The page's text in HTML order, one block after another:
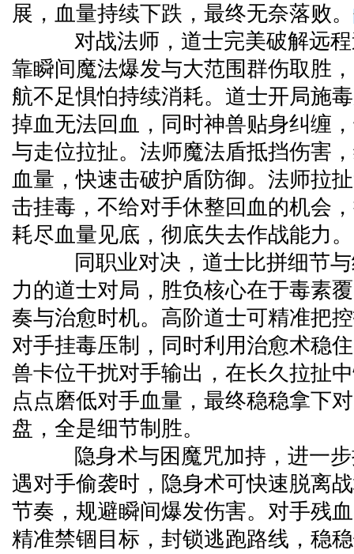
展，血量持续下跌，最终无奈落败。
对战法师，道士完美破解远程
靠瞬间魔法爆发与大范围群伤取胜
航不足惧怕持续消耗。道士开局施
掉血无法回血，同时神兽贴身纠缠
与走位拉扯。法师魔法盾抵挡伤害
血量，快速击破护盾防御。法师拉
击挂毒，不给对手休整回血的机会
耗尽血量见底，彻底失去作战能力。
同职业对决，道士比拼细节与
力的道士对局，胜负核心在于毒素
奏与治愈时机。高阶道士可精准把
对手挂毒压制，同时利用治愈术稳
兽卡位干扰对手输出，在长久拉扯
点点磨低对手血量，最终稳稳拿下
盘，全是细节制胜。
隐身术与困魔咒加持，进一步
遇对手偷袭时，隐身术可快速脱离
节奏，规避瞬间爆发伤害。对手残
精准禁锢目标，封锁逃跑路线，稳